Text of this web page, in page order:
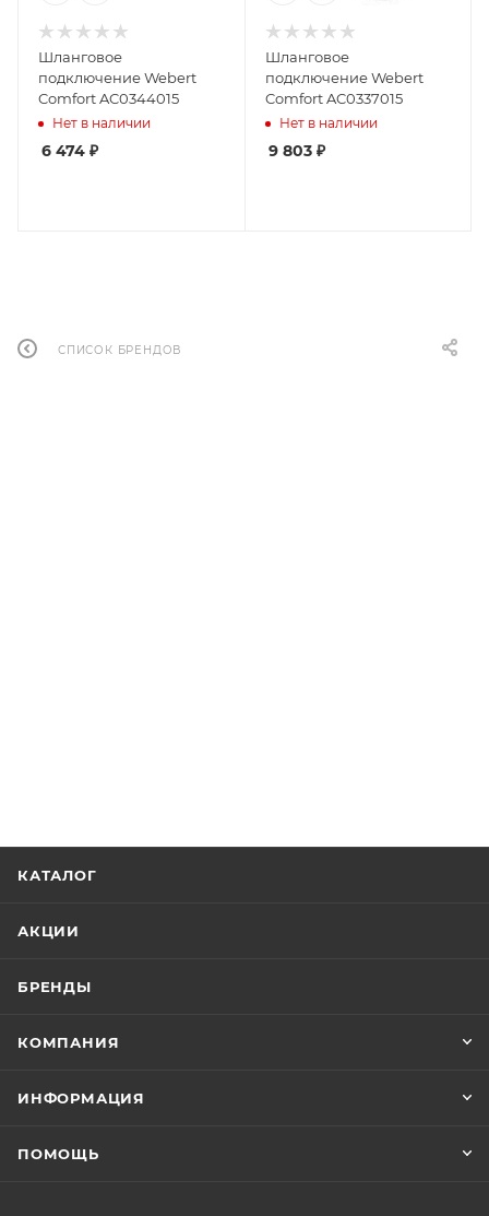
Шланговое
подключение Webert
Comfort AC0344015
Нет в наличии
6 474 ₽
Шланговое
подключение Webert
Comfort AC0337015
Нет в наличии
9 803₽
СПИСОК БРЕНДОВ
КАТАЛОГ
АКЦИИ
БРЕНДЫ
КОМПАНИЯ
ИНФОРМАЦИЯ
ПОМОЩЬ